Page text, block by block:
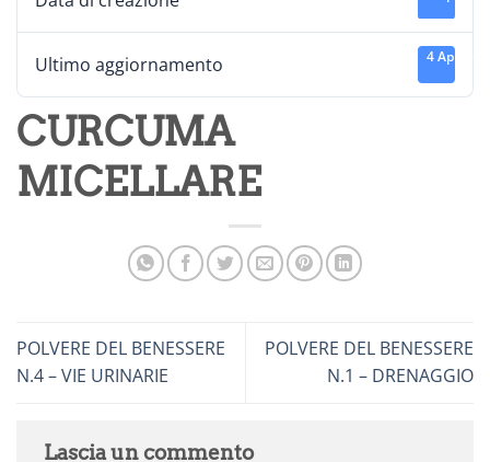
Ultimo aggiornamento 4 Aprile
CURCUMA
MICELLARE
POLVERE DEL BENESSERE
N.4 – VIE URINARIE
POLVERE DEL BENESSERE
N.1 – DRENAGGIO
Lascia un commento